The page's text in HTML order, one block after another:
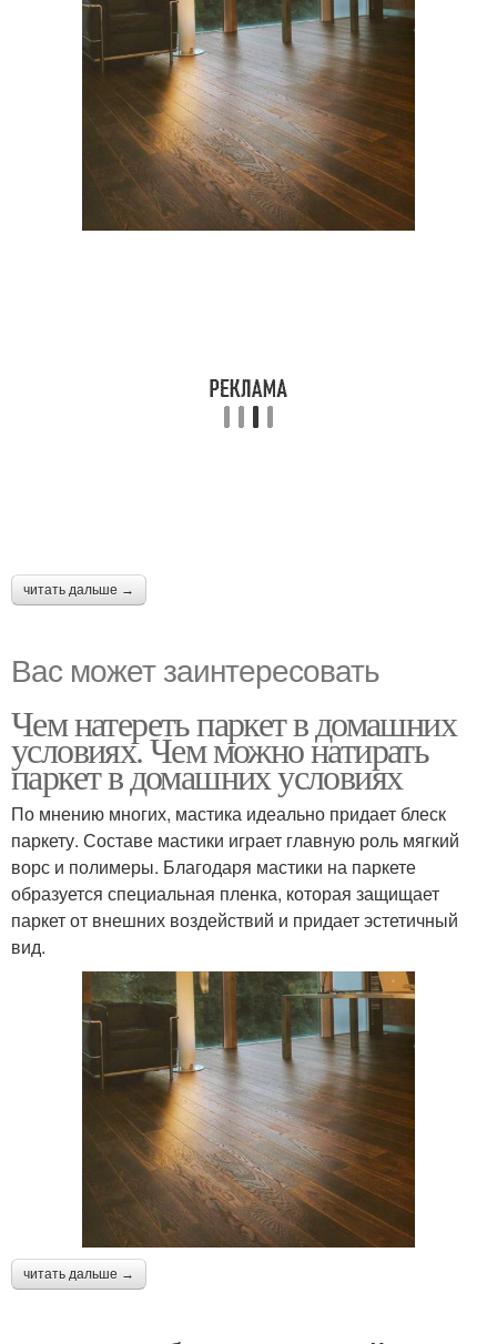
читать дальше →
Вас может заинтересовать
Чем натереть паркет в домашних
условиях. Чем можно натирать
паркет в домашних условиях
По мнению многих, мастика идеально придает блеск
паркету. Составе мастики играет главную роль мягкий
ворс и полимеры. Благодаря мастики на паркете
образуется специальная пленка, которая защищает
паркет от внешних воздействий и придает эстетичный
вид.
читать дальше →